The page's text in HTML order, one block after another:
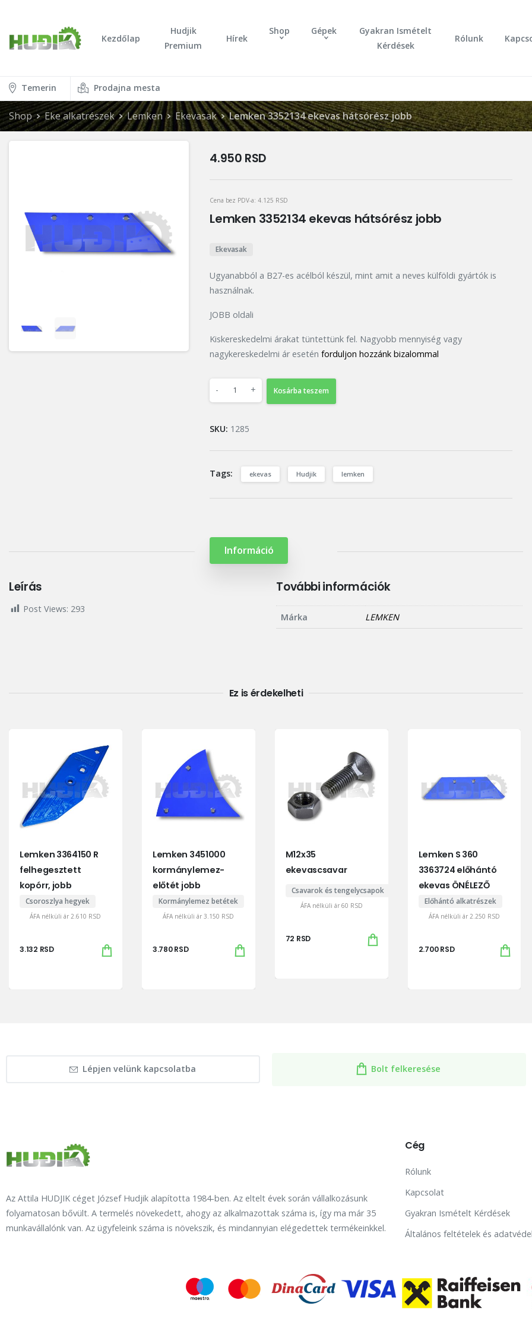
Kezdőlap
Hudjik
Premium
Hírek
Shop Gépek
Gyakran Ismételt
Kérdések
Rólunk
Temerin Prodajna mesta
Shop Eke alkatrészek Lemken Ekevasak Lemken 3352134 ekevas hátsórész jobb
4.950 RSD
Cena bez PDV-a:4.125 RSD
Lemken 3352134 ekevas hátsórész jobb
Ekevasak
Ugyanabból a B27-es acélból készül, mint amit a neves külföldi gyártók is
használnak.
JOBB oldali
Kiskereskedelmi árakat tüntettünk fel. Nagyobb mennyiség vagy
nagykereskedelmi ár eseténforduljon hozzánk bizalommal
- + Kosárba teszem
SKU: 1285
Tags: ekevas Hudjik lemken
Információ
Leírás
Post Views: 293
További információk
Márka LEMKEN
Ez is érdekelheti
Lemken 3364150 R
felhegesztett
kopórr, jobb
Csoroszlya hegyek
ÁFA nélküli ár 2.610 RSD
3.132 RSD
Lemken 3451000
kormánylemez-
előtét jobb
Kormánylemez betétek
ÁFA nélküli ár 3.150 RSD
3.780RSD
M12x35
ekevascsavar
Csavarok és tengelycsapok
ÁFA nélküli ár 60 RSD
72 RSD
Lemken S 360
3363724 előhántó
ekevas ÖNÉLEZŐ
Előhántó alkatrészek
ÁFA nélküli ár 2.250 RSD
2.700RSD
Lépjen velünk kapcsolatba Bolt felkeresése
Az Attila HUDJIK céget József Hudjik alapította 1984-ben. Az eltelt évek során vállalkozásunk
folyamatosan bővült. A termelés növekedett, ahogy az alkalmazottak száma is, így ma már 35
munkavállalónk van. Az ügyfeleink száma is növekszik, és mindannyian elégedettek termékeinkkel.
Cég
Rólunk
Kapcsolat
Gyakran Ismételt Kérdések
Általános feltételek és